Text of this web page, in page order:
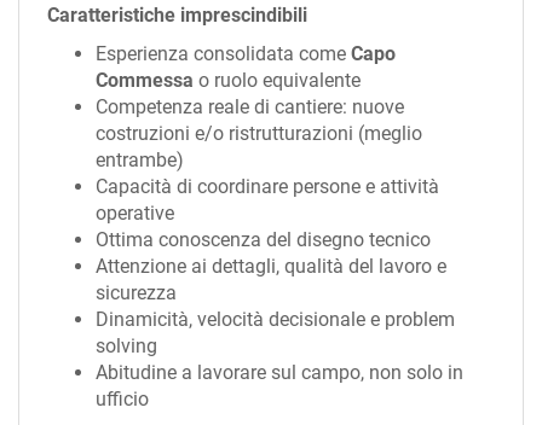
Caratteristiche imprescindibili
Esperienza consolidata come Capo
Commessa o ruolo equivalente
Competenza reale di cantiere: nuove
costruzioni e/o ristrutturazioni (meglio
entrambe)
Capacità di coordinare persone e attività
operative
Ottima conoscenza del disegno tecnico
Attenzione ai dettagli, qualità del lavoro e
sicurezza
Dinamicità, velocità decisionale e problem
solving
Abitudine a lavorare sul campo, non solo in
ufficio